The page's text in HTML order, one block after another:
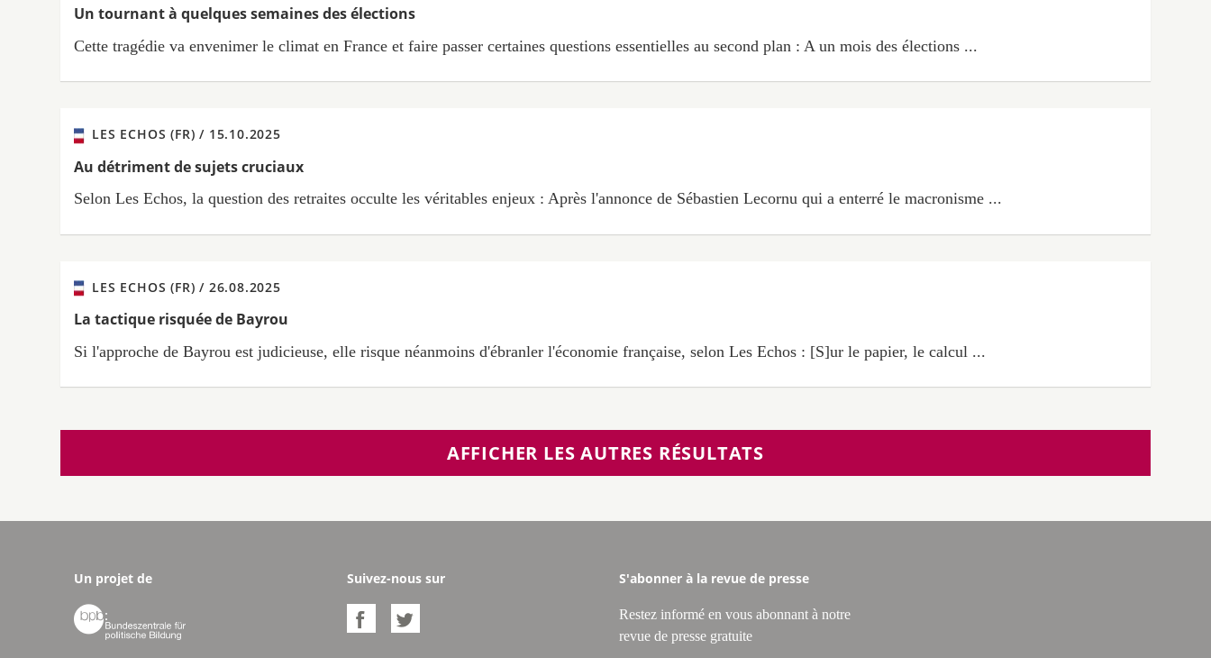
Un tournant à quelques semaines des élections
Cette tragédie va envenimer le climat en France et faire passer certaines questions essentielles au second plan : A un mois des élections ...
LES ECHOS (FR) / 15.10.2025
Au détriment de sujets cruciaux
Selon Les Echos, la question des retraites occulte les véritables enjeux : Après l'annonce de Sébastien Lecornu qui a enterré le macronisme ...
LES ECHOS (FR) / 26.08.2025
La tactique risquée de Bayrou
Si l'approche de Bayrou est judicieuse, elle risque néanmoins d'ébranler l'économie française, selon Les Echos : [S]ur le papier, le calcul ...
AFFICHER LES AUTRES RÉSULTATS
Un projet de

Suivez-nous sur
 
S'abonner à la revue de presse
Restez informé en vous abonnant à notre
revue de presse gratuite